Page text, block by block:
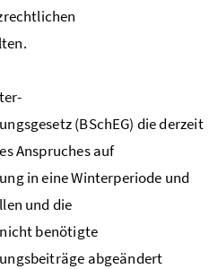
(BSchEG) die derzeit
Anspruches auf
in eine Winterperiode und
und die
benötigte
abgeändert